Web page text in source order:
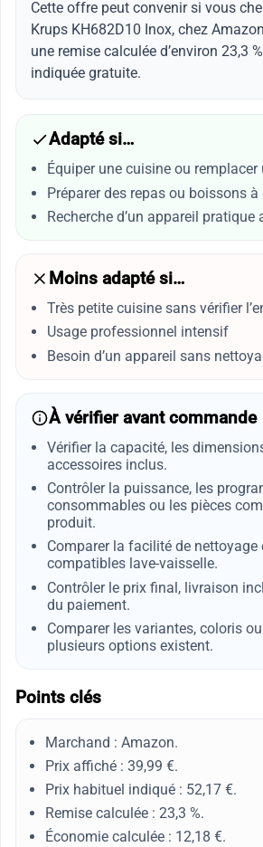
Cette offre peut convenir si vous
Krups KH682D10 Inox, chez
une remise calculée d’environ 23,3
indiquée gratuite.
Adapté si…
Équiper une cuisine ou remplacer
Préparer des repas ou boissons
Recherche d’un appareil pratique
Moins adapté si…
Très petite cuisine sans vérifier
Usage professionnel intensif
Besoin d’un appareil sans
À vérifier avant commande
Vérifier la capacité, les
accessoires inclus.
Contrôler la puissance, les
consommables ou les pièces
produit.
Comparer la facilité de nettoyage
compatibles lave-vaisselle.
Contrôler le prix final, livraison
du paiement.
Comparer les variantes, coloris
plusieurs options existent.
Points clés
Marchand : Amazon.
Prix affiché : 39,99 €.
Prix habituel indiqué : 52,17 €.
Remise calculée : 23,3 %.
Économie calculée : 12,18 €.